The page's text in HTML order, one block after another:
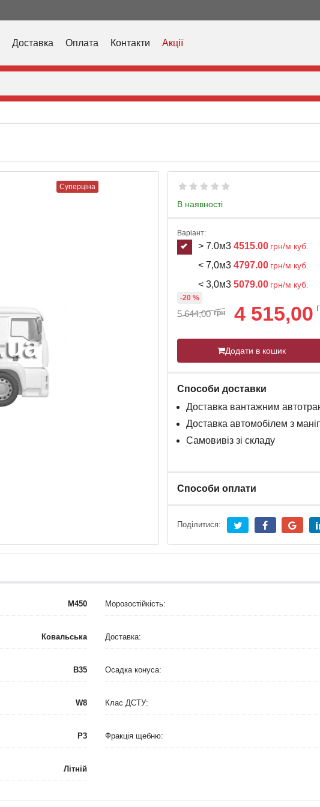
Доставка Оплата Контакти Акції
Суперціна
В наявності
Варіант:
> 7.0м3 4515.00 грн/м куб.
< 7,0м3 4797.00 грн/м куб.
< 3,0м3 5079.00 грн/м куб.
5 644,00 грн 4 515,00
-20 %
Додати в кошик
Способи доставки
Доставка вантажним
Доставка автомобілем з
Самовивіз зі складу
Способи оплати
Поділитися:
М450 Морозостійкість:
Ковальська Доставка:
B35 Осадка конуса:
W8 Клас ДСТУ:
P3 Фракція щебню:
Літній